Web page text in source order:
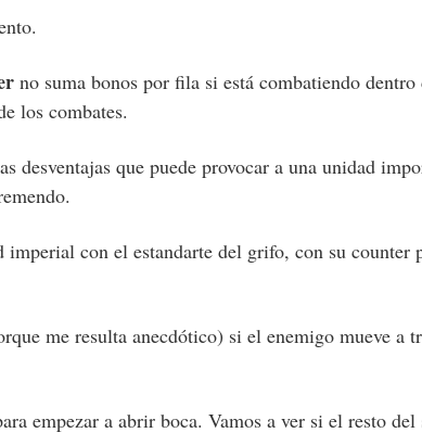
no suma bonos por fila si está combatiendo
los combates.
desventajas que puede provocar a una unidad
con el estandarte del grifo, con su
me resulta anecdótico) si el enemigo mueve a
empezar a abrir boca. Vamos a ver si el resto del